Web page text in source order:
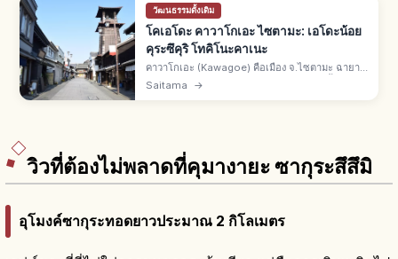
วัฒนธรรมดั้งเดิม
โคเอโดะ คาวาโกเอะ ไซตามะ: เอโดะน้อย
คุระซึคุริ โทคิโนะคาเนะ
คาวาโกเอะ (Kawagoe) คือเมือง จ.ไซตามะ ฉายา
โคเอโดะ (เอโดะน้อย) ย่านอาคารคุระซึคุริขึ้นเขต
Saitama →
วิวที่ต้องไม่พลาดที่คุมางายะ ซากุระสึสึมิ
อุโมงค์ซากุระทอดยาวประมาณ 2 กิโลเมตร